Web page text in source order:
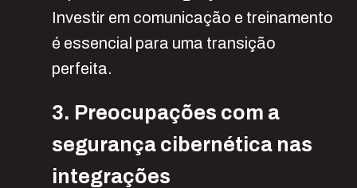
Investir em comunicação e treinamento
é essencial para uma transição
perfeita.
3. Preocupações com a
segurança cibernética nas
integrações